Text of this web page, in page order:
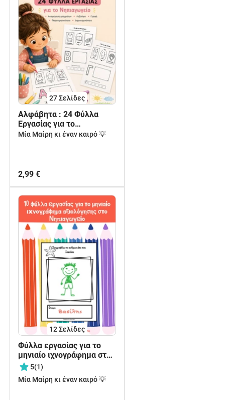
27Σελίδες
Αλφάβητα : 24 Φύλλα
Εργασίας για το
Νηπιαγωγείο-
Μία Μαίρη κι έναν καιρό 💡
2,99 €
12Σελίδες
Φύλλα εργασίας για το
μηνιαίο ιχνογράφημα στο
Νηπιαγωγείο
5(1)
Μία Μαίρη κι έναν καιρό 💡